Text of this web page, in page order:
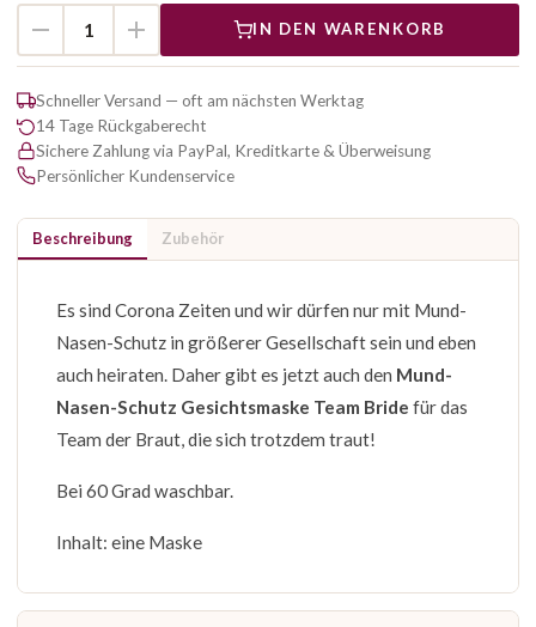
IN DEN WARENKORB
Schneller Versand — oft am nächsten Werktag
14 Tage Rückgaberecht
Sichere Zahlung via PayPal, Kreditkarte & Überweisung
Persönlicher Kundenservice
Beschreibung Zubehör
Es sind Corona Zeiten und wir dürfen nur mit Mund-
Nasen-Schutz in größerer Gesellschaft sein und eben
auch heiraten. Daher gibt es jetzt auch den Mund-
Nasen-Schutz Gesichtsmaske Team Bride für das
Team der Braut, die sich trotzdem traut!
Bei 60 Grad waschbar.
Inhalt: eine Maske